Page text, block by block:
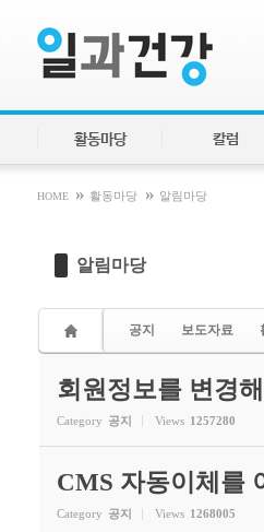
활동마당 칼럼
HOME » 활동마당 » 알림마당
알림마당
공지 보도자료
회원정보를 변경
Category 공지 Views 1257280
CMS 자동이체를
Category 공지 Views 1268005